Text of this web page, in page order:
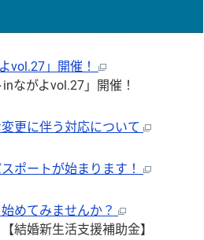
vol.27」開催！
ながよvol.27」開催！
更に伴う対応について
ポートが始まります！
めてみませんか？
結婚新生活支援補助金】